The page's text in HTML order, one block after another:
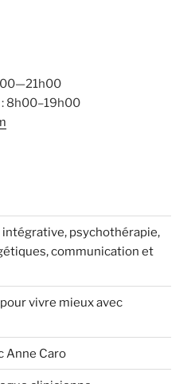
8h00–19h00
psychothérapie,
communication et
vivre mieux avec
Anne Caro